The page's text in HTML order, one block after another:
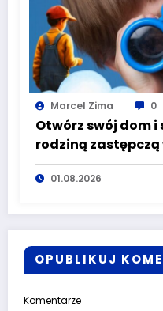
Marcel Zima 0
Otwórz swój dom i
rodziną zastępczą
Wałbrzyskim
01.08.2026
OPUBLIKUJ
Komentarze